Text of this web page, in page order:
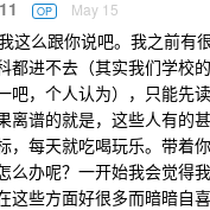
OP May 15
这么跟你说吧。我之前有
都进不去（其实我们学校
吧，个人认为），只能先
离谱的就是，这些人有的
，每天就吃喝玩乐。带着
么办呢？一开始我会觉得
这些方面好很多而暗暗自